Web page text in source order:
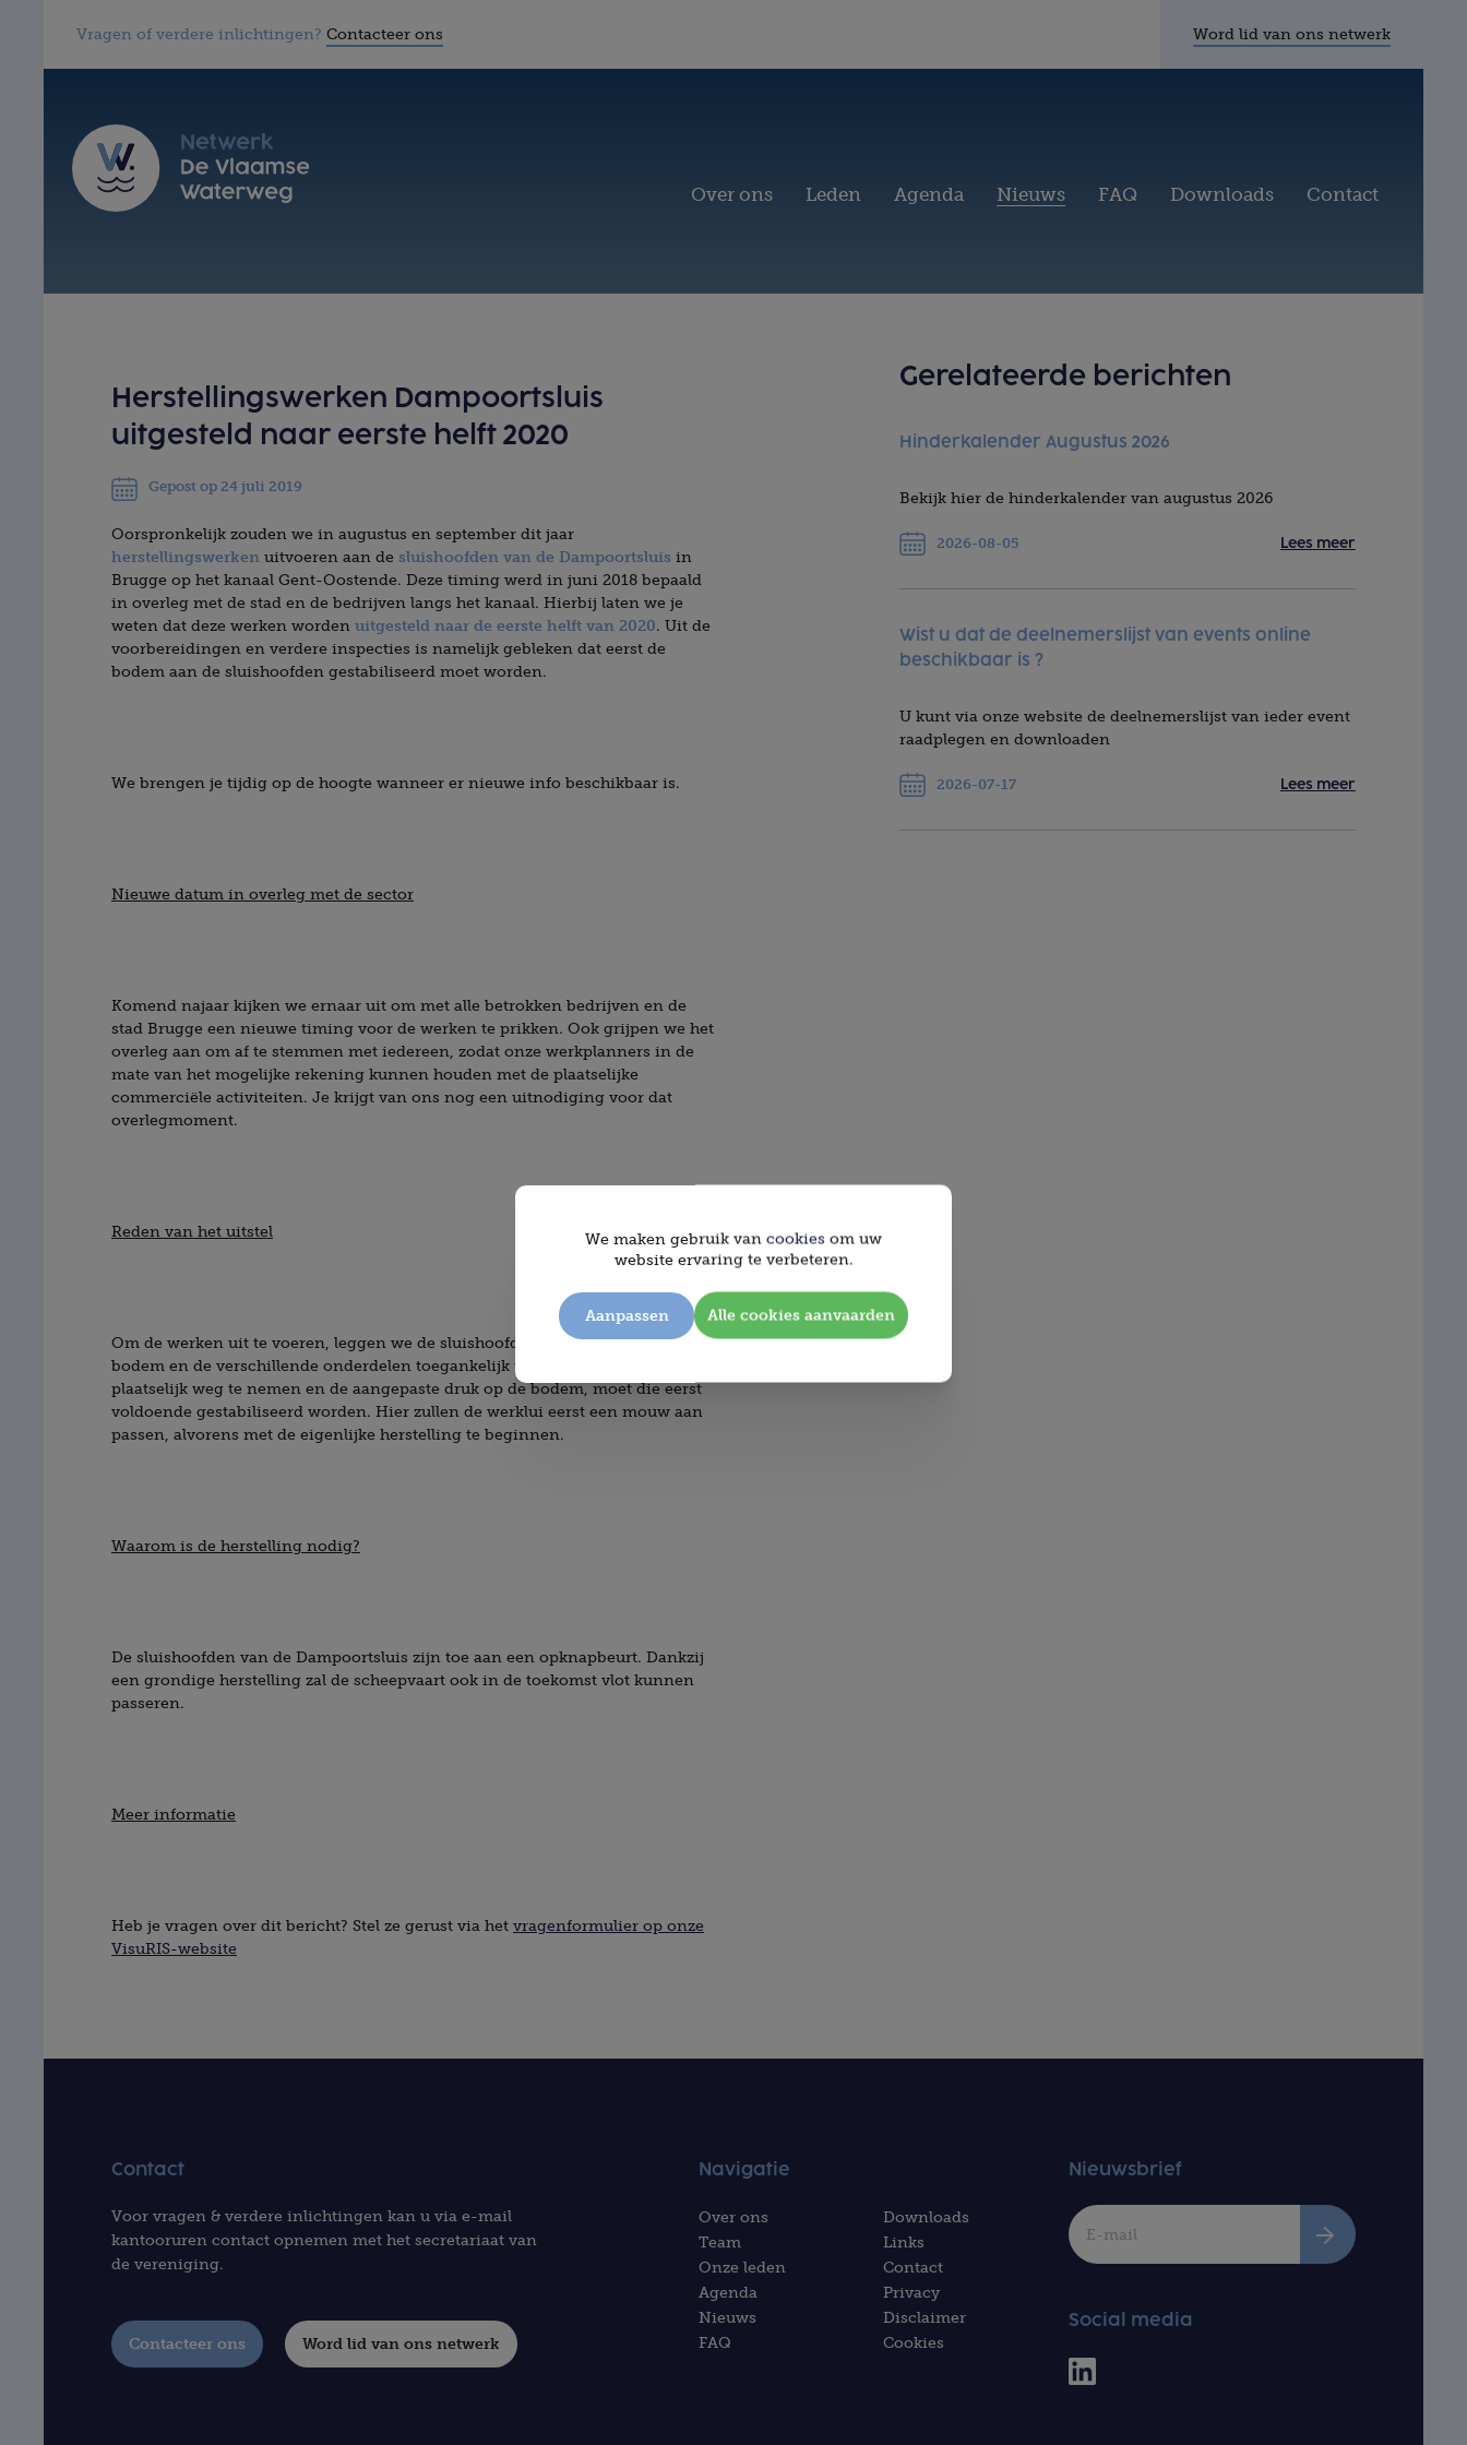
Vragen of verdere inlichtingen? Contacteer ons Word lid van ons netwerk
Over ons Leden Agenda Nieuws FAQ Downloads Contact
Herstellingswerken Dampoortsluis
uitgesteld naar eerste helft 2020
Gepost op 24 juli 2019
Oorspronkelijk zouden we in augustus en september dit jaar
herstellingswerken uitvoeren aan de sluishoofden van de Dampoortsluis in
Brugge op het kanaal Gent-Oostende. Deze timing werd in juni 2018 bepaald
in overleg met de stad en de bedrijven langs het kanaal. Hierbij laten we je
weten dat deze werken worden uitgesteld naar de eerste helft van 2020. Uit de
voorbereidingen en verdere inspecties is namelijk gebleken dat eerst de
bodem aan de sluishoofden gestabiliseerd moet worden.
We brengen je tijdig op de hoogte wanneer er nieuwe info beschikbaar is.
Nieuwe datum in overleg met de sector
Komend najaar kijken we ernaar uit om met alle betrokken bedrijven en de
stad Brugge een nieuwe timing voor de werken te prikken. Ook grijpen we het
overleg aan om af te stemmen met iedereen, zodat onze werkplanners in de
mate van het mogelijke rekening kunnen houden met de plaatselijke
commerciële activiteiten. Je krijgt van ons nog een uitnodiging voor dat
overlegmoment.
Reden van het uitstel
Om de werken uit te voeren, leggen we de sluishoofden vooraf droog om de
bodem en de verschillende onderdelen toegankelijk te maken. Door het water
plaatselijk weg te nemen en de aangepaste druk op de bodem, moet die eerst
voldoende gestabiliseerd worden. Hier zullen de werklui eerst een mouw aan
passen, alvorens met de eigenlijke herstelling te beginnen.
Waarom is de herstelling nodig?
De sluishoofden van de Dampoortsluis zijn toe aan een opknapbeurt. Dankzij
een grondige herstelling zal de scheepvaart ook in de toekomst vlot kunnen
passeren.
Meer informatie
Heb je vragen over dit bericht? Stel ze gerust via het vragenformulier op onze
VisuRIS-website
Gerelateerde berichten
Hinderkalender Augustus 2026
Bekijk hier de hinderkalender van augustus 2026
2026-08-05 Lees meer
Wist u dat de deelnemerslijst van events online
beschikbaar is ?
U kunt via onze website de deelnemerslijst van ieder event
raadplegen en downloaden
2026-07-17 Lees meer
Contact
Voor vragen & verdere inlichtingen kan u via e-mail
kantooruren contact opnemen met het secretariaat van
de vereniging.
Contacteer ons Word lid van ons netwerk
Navigatie
Over ons
Team
Onze leden
Agenda
Nieuws
FAQ
Downloads
Links
Contact
Privacy
Disclaimer
Cookies
Nieuwsbrief
Social media
Linkedin
Netwerk
We maken gebruik van cookies om uw
website ervaring te verbeteren.
Aanpassen Alle cookies aanvaarden